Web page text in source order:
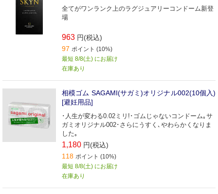
全てがワンランク上のラグジュアリーコンドーム新登
場
963 円(税込)
97 ポイント (10%)
最短 8/8(土) にお届け
在庫あり
相模ゴム SAGAMI(サガミ)オリジナル002(10個入)
[避妊用品]
･人生が変わる0.02ミリ!･ゴムじゃないコンドーム｡サ
ガミオリジナル002･さらにうすく､やわらかくなりま
した｡
1,180 円(税込)
118 ポイント (10%)
最短 8/8(土) にお届け
在庫あり